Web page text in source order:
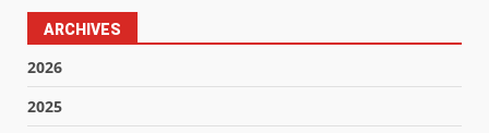
ARCHIVES
2026
2025